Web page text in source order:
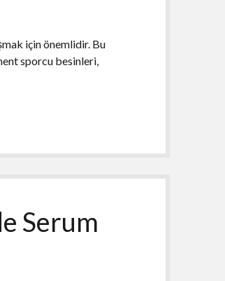
için önemlidir. Bu
sporcu besinleri,
Serum